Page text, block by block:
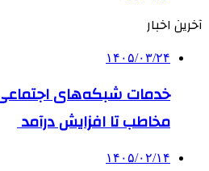
آخرین اخبار
۱۴۰۵/۰۳/۲۴
مخاطب تا افزایش درآمد
۱۴۰۵/۰۲/۱۴